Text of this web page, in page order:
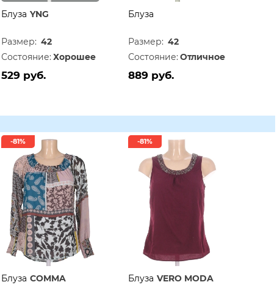
Блуза YNG
Размер: 42
Состояние: Хорошее
529 руб.
Блуза
Размер: 42
Состояние: Отличное
889 руб.
-81%
Блуза COMMA
-81%
Блуза VERO MODA